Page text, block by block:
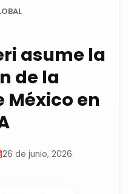
asume la
de la
México en
26 de junio, 2026